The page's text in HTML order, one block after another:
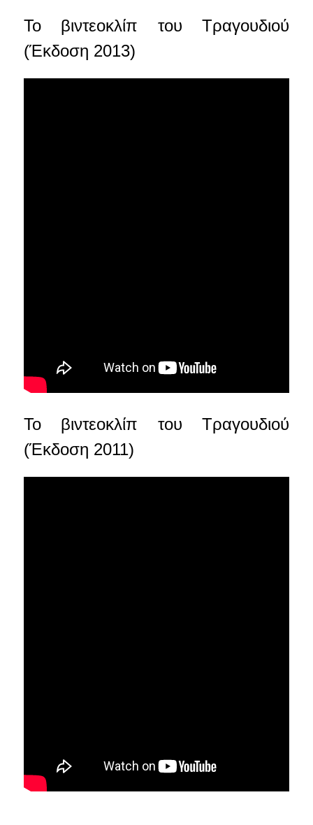
Το βιντεοκλίπ του Τραγουδιού
(Έκδοση 2013)
Το βιντεοκλίπ του Τραγουδιού
(Έκδοση 2011)